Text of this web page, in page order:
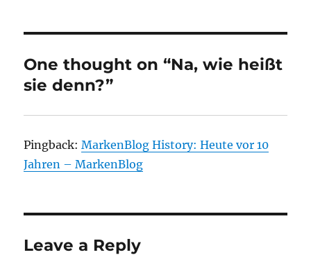
One thought on “Na, wie heißt
sie denn?”
Pingback:MarkenBlog History: Heute vor 10
Jahren – MarkenBlog
Leave a Reply